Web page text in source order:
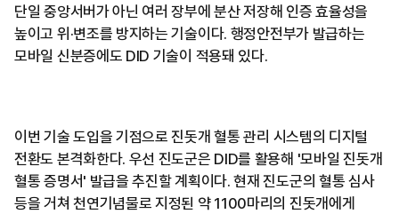
단일 중앙서버가 아닌 여러 장부에 분산 저장해 인증 효율성을
높이고 위·변조를 방지하는 기술이다. 행정안전부가 발급하는
모바일 신분증에도 DID 기술이 적용돼 있다.
이번 기술 도입을 기점으로 진돗개 혈통 관리 시스템의 디지털
전환도 본격화한다. 우선 진도군은 DID를 활용해 '모바일 진돗개
혈통 증명서' 발급을 추진할 계획이다. 현재 진도군의 혈통 심사
등을 거쳐 천연기념물로 지정된 약 1100마리의 진돗개에게